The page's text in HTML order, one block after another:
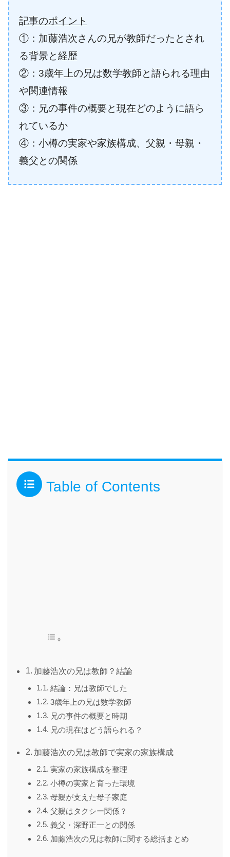
記事のポイント
①：加藤浩次さんの兄が教師だったとされ
る背景と経歴
②：3歳年上の兄は数学教師と語られる理由
や関連情報
③：兄の事件の概要と現在どのように語ら
れているか
④：小樽の実家や家族構成、父親・母親・
義父との関係
Table of Contents
加藤浩次の兄は教師？結論
結論：兄は教師でした
3歳年上の兄は数学教師
兄の事件の概要と時期
兄の現在はどう語られる？
加藤浩次の兄は教師で実家の家族構成
実家の家族構成を整理
小樽の実家と育った環境
母親が支えた母子家庭
父親はタクシー関係？
義父・深野正一との関係
加藤浩次の兄は教師に関する総括まとめ